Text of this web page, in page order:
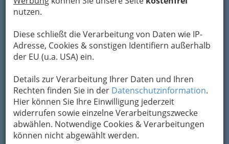
nutzen.
Diese schließt die Verarbeitung von Daten wie IP-
Adresse, Cookies & sonstigen Identifiern außerhalb
der EU (u.a. USA) ein.
Details zur Verarbeitung Ihrer Daten und Ihren
Rechten finden Sie in der Datenschutzinformation.
Hier können Sie Ihre Einwilligung jederzeit
widerrufen sowie einzelne Verarbeitungszwecke
abwählen. Notwendige Cookies & Verarbeitungen
können nicht abgewählt werden.
Adresse mit Google Maps anschauen
Kontaktaufnahme
Um die Info-Graz Firmenvor Spam-Mails zu
bewahren, verwenden wir an dieser Stelle zur
Übermittlung Ihrer Nachricht ein sicheres